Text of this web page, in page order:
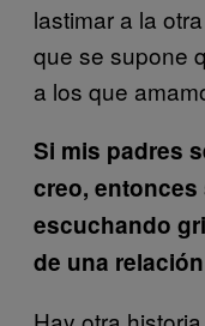
lastimar a la
que se supone
a los que
Si mis padres
creo,
escuchando
de una